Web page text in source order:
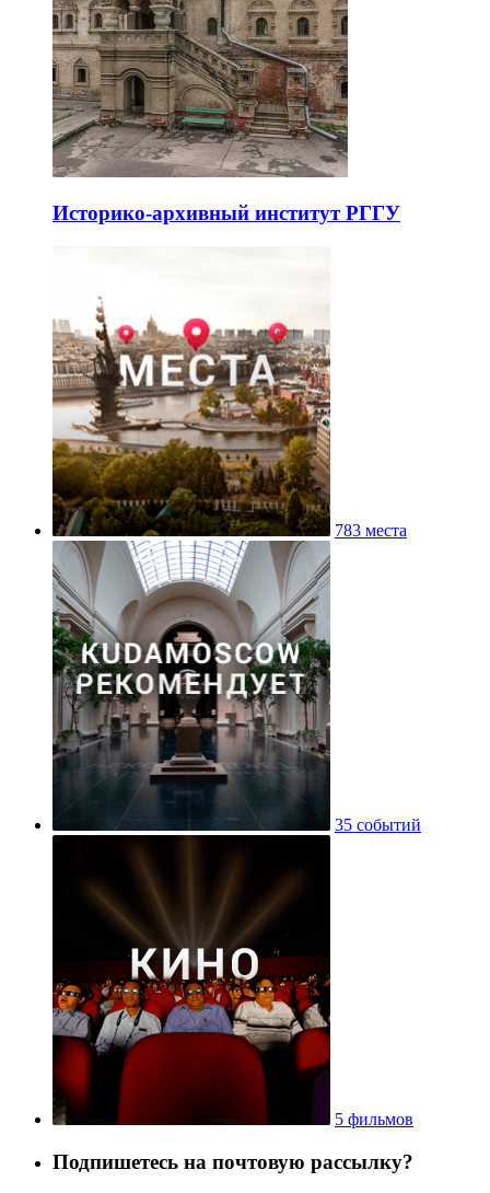
Историко-архивный институт РГГУ
783 места
35 событий
5 фильмов
Подпишетесь на почтовую рассылку?